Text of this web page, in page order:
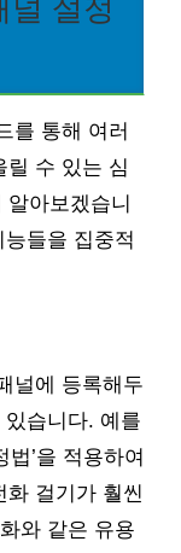
널 설정
를 통해 여러
릴 수 있는 심
아보겠습니
들을 집중적
널에 등록해두
습니다. 예를
’을 적용하여
화 걸기가 훨씬
와 같은 유용